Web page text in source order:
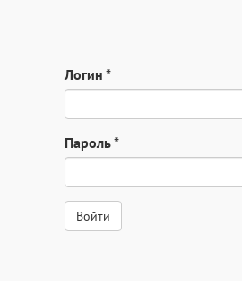
Логин *
Пароль*